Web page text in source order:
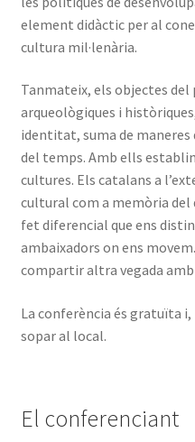
element didàctic per al
cultura mil·lenària.
Tanmateix, els objectes del
arqueològiques i
identitat, suma de maneres
del temps. Amb ells
cultures. Els catalans a
cultural com a memòria del
fet diferencial que ens
ambaixadors on ens
compartir altra vegada
La conferència és gratuïta
sopar al local.
El conferenciant